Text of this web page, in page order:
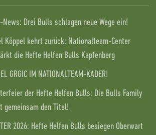
News: Drei Bulls schlagen neue Wege ein!
Köppel kehrt zurück: Nationalteam-Center
die Hefte Helfen Bulls Kapfenberg
GRGIC IM NATIONALTEAM-KADER!
der Hefte Helfen Bulls: Die Bulls Family
gemeinsam den Titel!
2026: Hefte Helfen Bulls besiegen Oberwart